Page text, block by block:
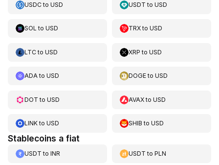
USDCto USD USDT toUSD
SOL to USD TRXtoUSD
LTCto USD XRP toUSD
ADAto USD DOGEtoUSD
DOT to USD AVAXtoUSD
LINKto USD SHIB toUSD
Stablecoins a fiat
USDT to INR USDT toPLN